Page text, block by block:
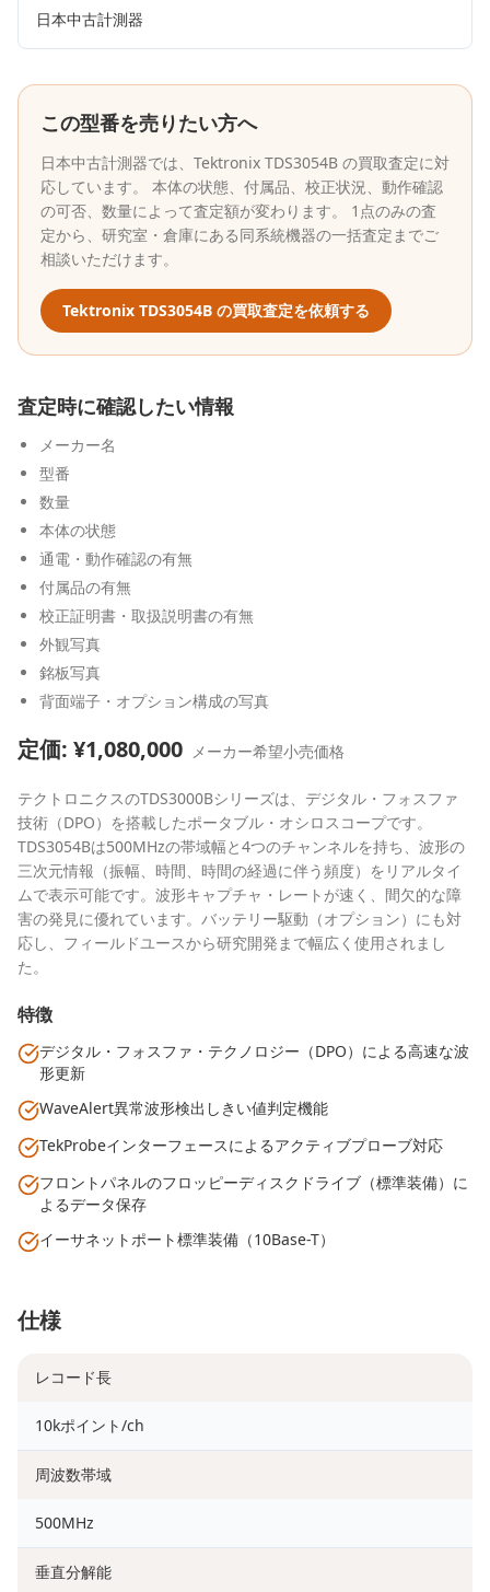
日本中古計測器
この型番を売りたい方へ
日本中古計測器では、 Tektronix TDS3054B の買取査定に対
応しています。 本体の状態、付属品、校正状況、動作確認
の可否、数量によって査定額が変わります。 1点のみの査
定から、研究室・倉庫にある同系統機器の一括査定までご
相談いただけます。
Tektronix TDS3054B の買取査定を依頼する
査定時に確認したい情報
メーカー名
型番
数量
本体の状態
通電・動作確認の有無
付属品の有無
校正証明書・取扱説明書の有無
外観写真
銘板写真
背面端子・オプション構成の写真
定価: ¥1,080,000 メーカー希望小売価格
テクトロニクスのTDS3000Bシリーズは、デジタル・フォスファ
技術（DPO）を搭載したポータブル・オシロスコープです。
TDS3054Bは500MHzの帯域幅と4つのチャンネルを持ち、波形の
三次元情報（振幅、時間、時間の経過に伴う頻度）をリアルタイ
ムで表示可能です。波形キャプチャ・レートが速く、間欠的な障
害の発見に優れています。バッテリー駆動（オプション）にも対
応し、フィールドユースから研究開発まで幅広く使用されまし
た。
特徴
デジタル・フォスファ・テクノロジー（DPO）による高速な波
形更新
WaveAlert異常波形検出しきい値判定機能
TekProbeインターフェースによるアクティブプローブ対応
フロントパネルのフロッピーディスクドライブ（標準装備）に
よるデータ保存
イーサネットポート標準装備（10Base-T）
仕様
レコード長
10kポイント/ch
周波数帯域
500MHz
垂直分解能